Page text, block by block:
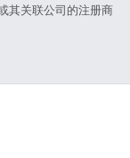
其关联公司的注册商